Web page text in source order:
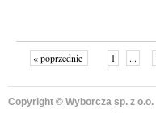
« poprzednie 1 ...
Copyright © Wyborcza sp. z o.o.